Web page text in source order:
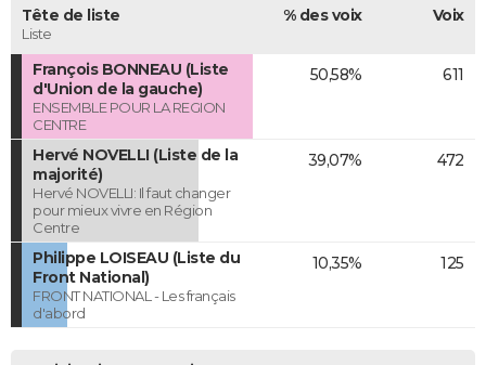
Tête de liste
Liste
% des voix Voix
François BONNEAU (Liste
d'Union de la gauche)
ENSEMBLE POUR LA REGION
CENTRE
50,58% 611
Hervé NOVELLI (Liste de la
majorité)
Hervé NOVELLI: Il faut changer
pour mieux vivre en Région
Centre
39,07% 472
Philippe LOISEAU (Liste du
Front National)
FRONT NATIONAL - Les français
d'abord
10,35% 125